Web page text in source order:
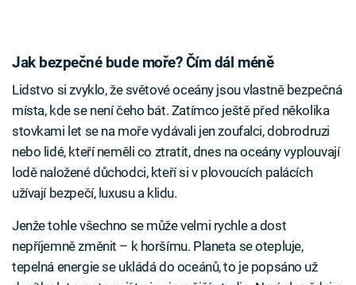
Jak bezpečné bude moře? Čím dál méně
Lidstvo si zvyklo, že světové oceány jsou vlastně bezpečná
místa, kde se není čeho bát. Zatímco ještě před několika
stovkami let se na moře vydávali jen zoufalci, dobrodruzi
nebo lidé, kteří neměli co ztratit, dnes na oceány vyplouvají
lodě naložené důchodci, kteří si v plovoucích palácích
užívají bezpečí, luxusu a klidu.
Jenže tohle všechno se může velmi rychle a dost
nepříjemně změnit – k horšímu. Planeta se otepluje,
tepelná energie se ukládá do oceánů, to je popsáno už